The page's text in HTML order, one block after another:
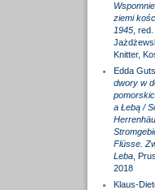
ziemi
1945,
Knitter,
Edda
dwory w
a Łebą /
Flüsse.
Leba,
2018
Klaus-